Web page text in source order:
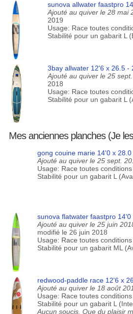
sunova allwater faastpro
Ajouté au quiver le 28 mai
2019
Usage: Race toutes
Stabilité pour un gabarit L
3bay allwater 12'6 x 26.5 -
Ajouté au quiver le 25
2018
Usage: Race toutes
Stabilité pour un gabarit L
Mes anciennes planches (Je
gong couine marie 14'0 x 28.0
Ajouté au quiver le 25 sept.
Usage: Race toutes conditions
Stabilité pour un gabarit L
sunova flatwater faastpro 14'0
Ajouté au quiver le 25 juin
modifié le 26 juin 2018
Usage: Race toutes conditions
Stabilité pour un gabarit ML
redwood-paddle race 12'6 x
Ajouté au quiver le 18 août
Usage: Race toutes conditions
Stabilité pour un gabarit L
Aucun soucis. Que du plaisir